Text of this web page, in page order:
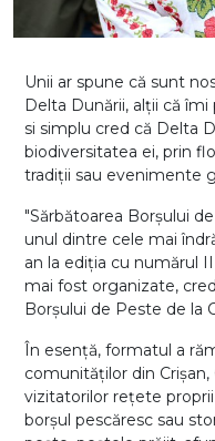
Unii ar spune că sunt
Delta Dunării, alții că
si simplu cred că Delta
biodiversitatea ei, prin
tradiții sau evenimente
"Sărbătoarea Borșului
unul dintre cele mai
an la ediția cu numărul
mai fost organizate,
Borșului de Peste de la
În esență, formatul a
comunităților din Crișan,
vizitatorilor rețete
borșul pescăresc sau